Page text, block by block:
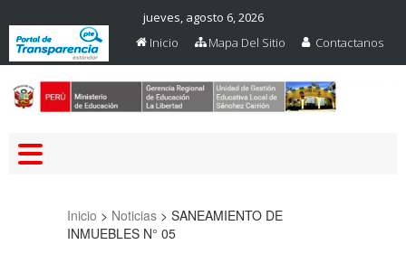
jueves, agosto 6, 2026
Inicio
Mapa Del Sitio Contactanos
Inicio > Noticias >SANEAMIENTO DE
INMUEBLES N° 05